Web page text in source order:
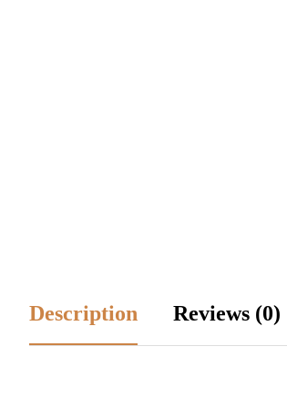
Description Reviews (0)